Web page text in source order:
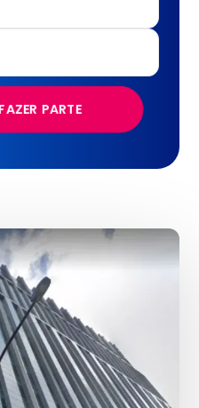
PARTE